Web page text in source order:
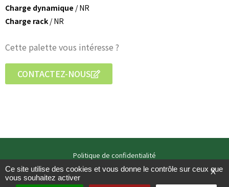
Charge dynamique / NR
Charge rack / NR
Cette palette vous intéresse ?
CONTACTEZ-NOUS
Politique de confidentialité
Mentions légales
Copyright / studio zooloo – 2021
X
Ce site utilise des cookies et vous donne le contrôle sur ceux que
vous souhaitez activer